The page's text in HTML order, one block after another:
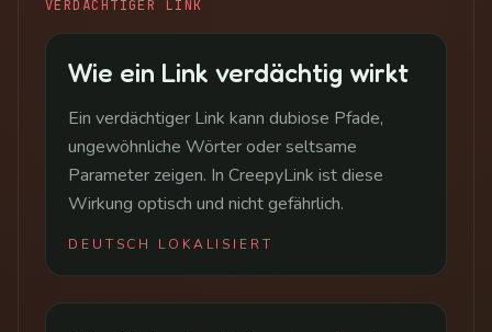
VERDÄCHTIGER LINK
Wie ein Link verdächtig wirkt
Ein verdächtiger Link kann dubiose Pfade,
ungewöhnliche Wörter oder seltsame
Parameter zeigen. In CreepyLink ist diese
Wirkung optisch und nicht gefährlich.
DEUTSCH LOKALISIERT